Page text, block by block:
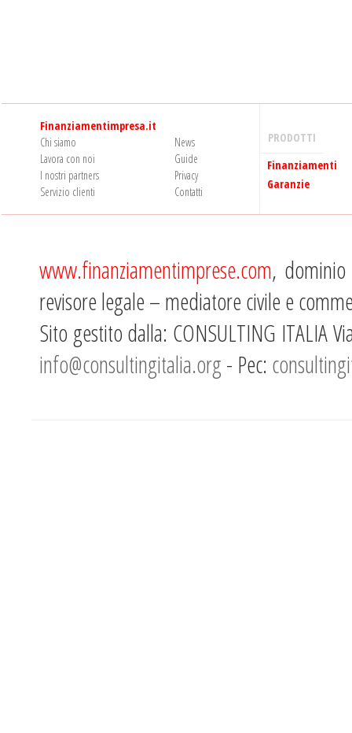
Finanziamentimpresa.it
Chi siamo
News
Lavora con noi
Guide
I nostri partners
Privacy
Servizio clienti
Contatti
PRODOTTI
Finanziamenti
Garanzie
www.finanziamentimprese.com, dominio
revisore legale – mediatore civile e
Sito gestito dalla: CONSULTING ITALIA
info@consultingitalia.org - Pec: